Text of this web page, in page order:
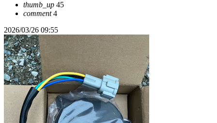
thumb_up 45
comment4
2026/03/26 09:55